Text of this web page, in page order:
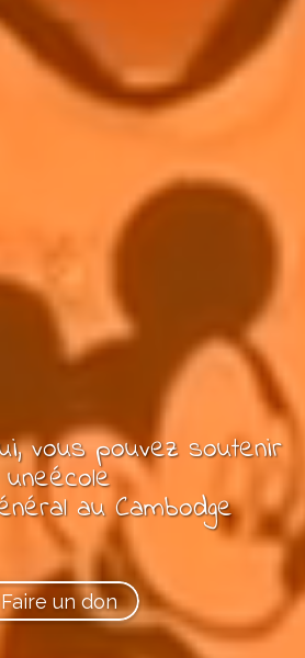
vous pouvez soutenir
uneécole
au Cambodge
Faire un don